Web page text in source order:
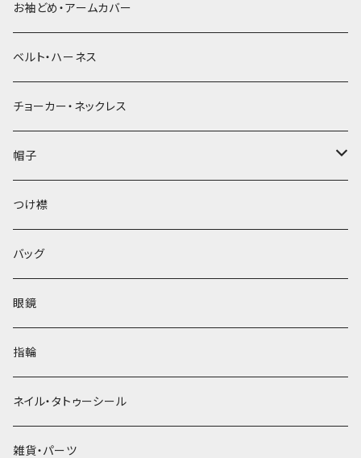
お袖どめ・アームカバー
ベルト・ハーネス
チョーカー・ネックレス
帽子
ベレー帽
つけ襟
バッグ
眼鏡
指輪
ネイル・タトゥーシール
雑貨・パーツ